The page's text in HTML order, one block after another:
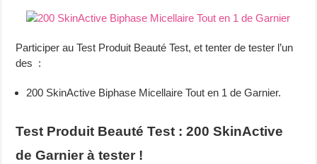
Participer au Test Produit Beauté Test, et tenter de tester l’un
des :
200 SkinActive Biphase Micellaire Tout en 1 de Garnier.
Test Produit Beauté Test : 200 SkinActive
de Garnier à tester !